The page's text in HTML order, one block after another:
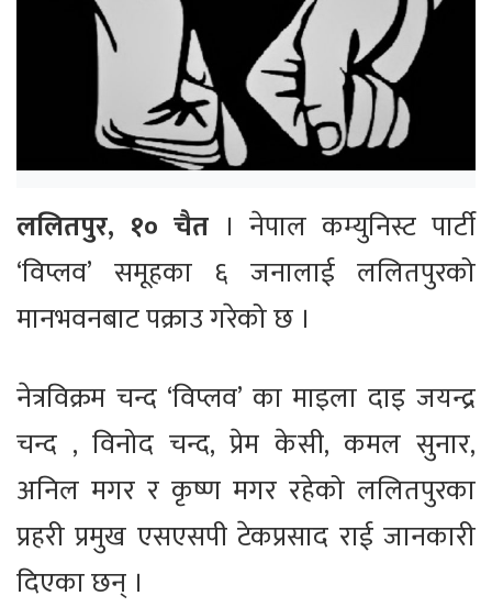
ललितपुर, १० चैत। नेपाल कम्युनिस्ट पार्टी
‘विप्लव’ समूहका ६ जनालाई ललितपुरको
मानभवनबाट पक्राउ गरेको छ ।
नेत्रविक्रम चन्द ‘विप्लव’ का माइला दाइ जयन्द्र
चन्द , विनोद चन्द, प्रेम केसी, कमल सुनार,
अनिल मगर र कृष्ण मगर रहेको ललितपुरका
प्रहरी प्रमुख एसएसपी टेकप्रसाद राई जानकारी
दिएका छन् ।